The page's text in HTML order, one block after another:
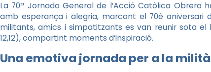
La 70ª Jornada General de l’Acció Catòlica Obrera
amb esperança i alegria, marcant el 70è aniversari
militants, amics i simpatitzants es van reunir sota el
12,12), compartint moments d’inspiració.
Una emotiva jornada per a la